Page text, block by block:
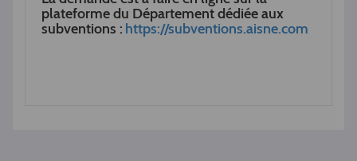
plateforme du Département dédiée aux
subventions : https://subventions.aisne.com